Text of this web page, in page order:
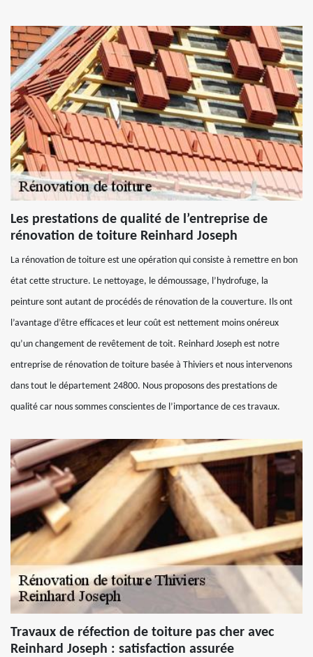
Les prestations de qualité de l’entreprise de
rénovation de toiture Reinhard Joseph
La rénovation de toiture est une opération qui consiste à remettre en bon
état cette structure. Le nettoyage, le démoussage, l’hydrofuge, la
peinture sont autant de procédés de rénovation de la couverture. Ils ont
l’avantage d’être efficaces et leur coût est nettement moins onéreux
qu’un changement de revêtement de toit. Reinhard Joseph est notre
entreprise de rénovation de toiture basée à Thiviers et nous intervenons
dans tout le département 24800. Nous proposons des prestations de
qualité car nous sommes conscientes de l’importance de ces travaux.
Travaux de réfection de toiture pas cher avec
Reinhard Joseph : satisfaction assurée